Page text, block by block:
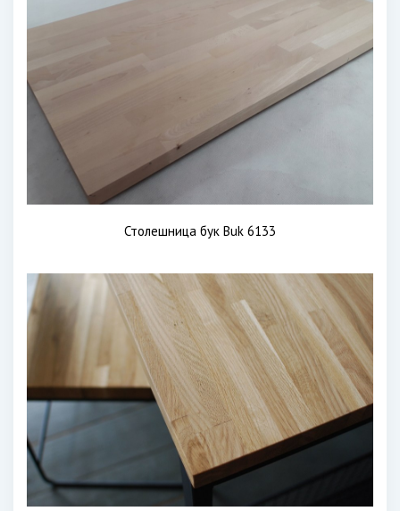
Столешница бук Buk 6133